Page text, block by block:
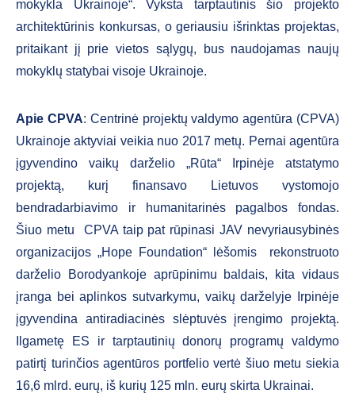
mokykla Ukrainoje“. Vyksta tarptautinis šio projekto
architektūrinis konkursas, o geriausiu išrinktas projektas,
pritaikant jį prie vietos sąlygų, bus naudojamas naujų
mokyklų statybai visoje Ukrainoje.
Apie CPVA: Centrinė projektų valdymo agentūra (CPVA)
Ukrainoje aktyviai veikia nuo 2017 metų. Pernai agentūra
įgyvendino vaikų darželio „Rūta“ Irpinėje atstatymo
projektą, kurį finansavo Lietuvos vystomojo
bendradarbiavimo ir humanitarinės pagalbos fondas.
Šiuo metu CPVA taip pat rūpinasi JAV nevyriausybinės
organizacijos „Hope Foundation“ lėšomis rekonstruoto
darželio Borodyankoje aprūpinimu baldais, kita vidaus
įranga bei aplinkos sutvarkymu, vaikų darželyje Irpinėje
įgyvendina antiradiacinės slėptuvės įrengimo projektą.
Ilgametę ES ir tarptautinių donorų programų valdymo
patirtį turinčios agentūros portfelio vertė šiuo metu siekia
16,6 mlrd. eurų, iš kurių 125 mln. eurų skirta Ukrainai.